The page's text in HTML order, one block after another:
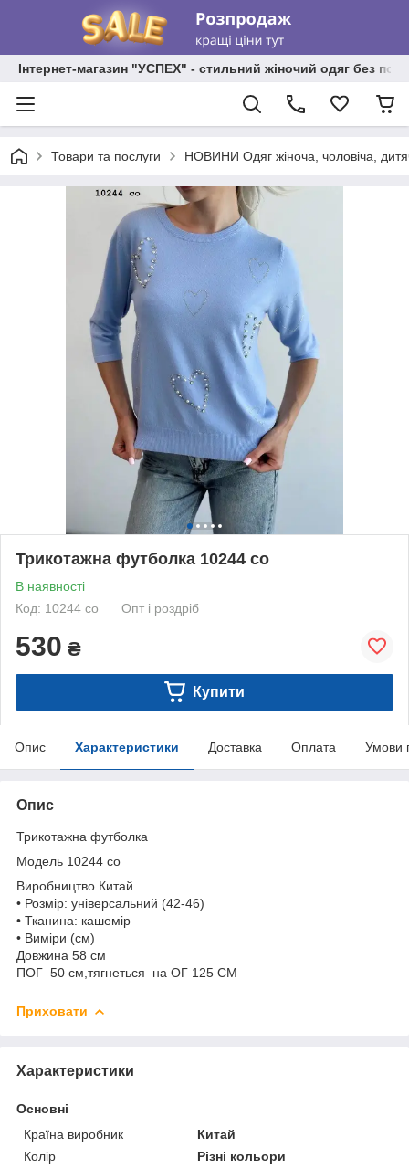
Інтернет-магазин "УСПЕХ" - стильний жіночий одяг без
Товари та послуги НОВИНИ Одяг жіноча, чоловіча,
Трикотажна футболка 10244 со
В наявності
Код: 10244 со
Опт і роздріб
530 ₴
Купити
Опис Характеристики Доставка Оплата Умови
Опис
Трикотажна футболка
Модель 10244 со
Виробництво Китай
• Розмір: універсальний (42-46)
• Тканина: кашемір
• Виміри (см)
Довжина 58 см
ПОГ 50 см,тягнеться на ОГ 125 СМ
Приховати
Характеристики
Основні
Країна виробник
Китай
Колір
Різні кольори